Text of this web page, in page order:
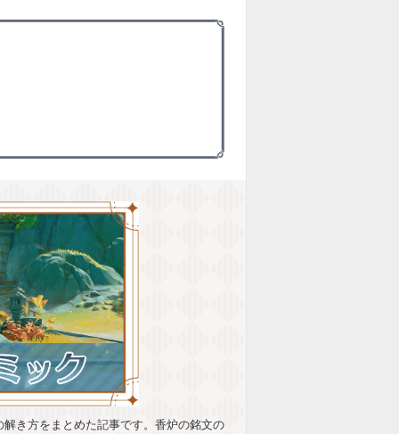
き方をまとめた記事です。香炉の銘文の